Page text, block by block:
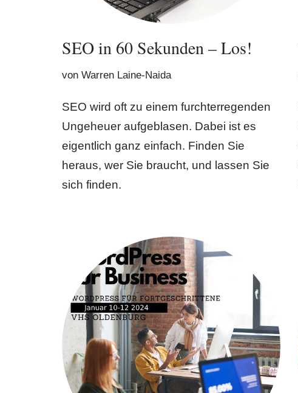
SEO in 60 Sekunden – Los!
von Warren Laine-Naida
SEO wird oft zu einem furchterregenden
Ungeheuer aufgeblasen. Dabei ist es
eigentlich ganz einfach. Finden Sie
heraus, wer Sie braucht, und lassen Sie
sich finden.